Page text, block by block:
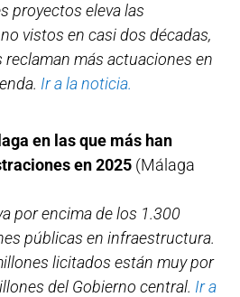
proyectos eleva las
vistos en casi dos décadas,
más actuaciones en
Ir a la noticia.
en las que más han
en 2025 (Málaga
por encima de los 1.300
públicas en infraestructura.
licitados están muy por
del Gobierno central. Ir a